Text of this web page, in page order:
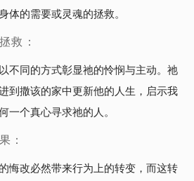
体的需要或灵魂的拯救。
救：
不同的方式彰显祂的怜悯与主动。祂
到撒该的家中更新他的人生，启示我
一个真心寻求祂的人。
：
悔改必然带来行为上的转变，而这转